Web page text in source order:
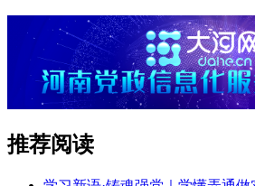
推荐阅读